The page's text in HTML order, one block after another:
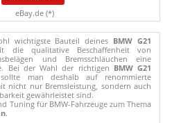
eBay.de (*)
wichtigste Bauteil deines BMW G21
die qualitative Beschaffenheit von
und Bremsschläuchen eine
Bei der Wahl der richtigen BMW G21
man deshalb auf renommierte
nicht nur Bremsleistung, sondern auch
gewährleistet sind.
Tuning für BMW-Fahrzeuge zum Thema
.